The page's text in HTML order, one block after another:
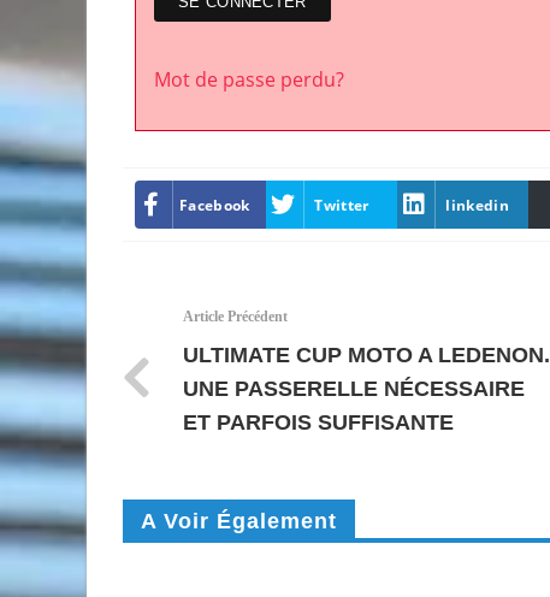
Mot de passe perdu?
Facebook Twitter linkedin
Article Précédent
ULTIMATE CUP MOTO A LEDENON.
UNE PASSERELLE NÉCESSAIRE
ET PARFOIS SUFFISANTE
A Voir Également